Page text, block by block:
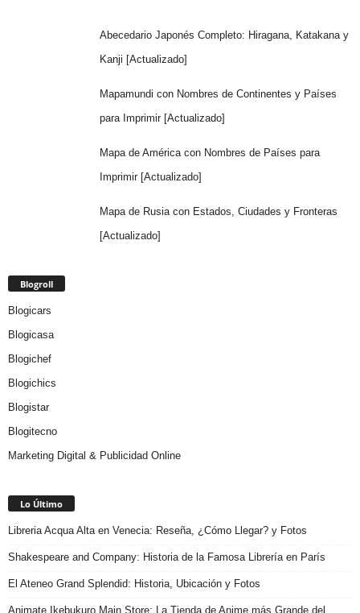
Abecedario Japonés Completo: Hiragana, Katakana y
Kanji [Actualizado]
Mapamundi con Nombres de Continentes y Países
para Imprimir [Actualizado]
Mapa de América con Nombres de Países para
Imprimir [Actualizado]
Mapa de Rusia con Estados, Ciudades y Fronteras
[Actualizado]
Blogroll
Blogicars
Blogicasa
Blogichef
Blogichics
Blogistar
Blogitecno
Marketing Digital & Publicidad Online
Lo Último
Libreria Acqua Alta en Venecia: Reseña, ¿Cómo Llegar? y Fotos
Shakespeare and Company: Historia de la Famosa Librería en París
El Ateneo Grand Splendid: Historia, Ubicación y Fotos
Animate Ikebukuro Main Store: La Tienda de Anime más Grande del